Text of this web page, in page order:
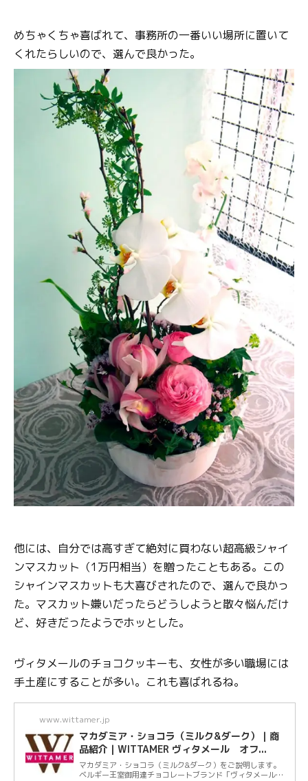
めちゃくちゃ喜ばれて、事務所の一番いい場所に置いて
くれたらしいので、選んで良かった。
他には、自分では高すぎて絶対に買わない超高級シャイ
ンマスカット（1万円相当）を贈ったこともある。この
シャインマスカットも大喜びされたので、選んで良かっ
た。マスカット嫌いだったらどうしようと散々悩んだけ
ど、好きだったようでホッとした。
ヴィタメールのチョコクッキーも、女性が多い職場には
手土産にすることが多い。これも喜ばれるね。
www.wittamer.jp
マカダミア・ショコラ（ミルク&ダーク）｜商
品紹介｜WITTAMER ヴィタメール オフ...
マカダミア・ショコラ（ミルク&ダーク）をご説明します。
ベルギー王室御用達チョコレートブランド「ヴィタメール」